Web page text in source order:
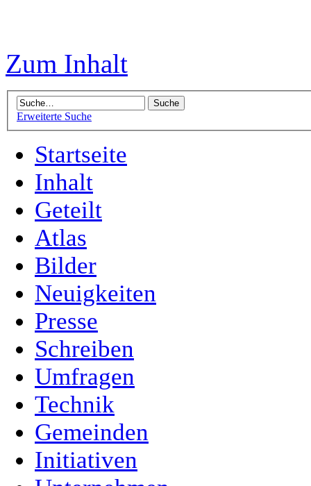
Zum Inhalt
Erweiterte Suche
Startseite
Inhalt
Geteilt
Atlas
Bilder
Neuigkeiten
Presse
Schreiben
Umfragen
Technik
Gemeinden
Initiativen